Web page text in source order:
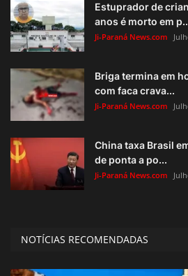
Estuprador de
anos é morto em
Ji-Paraná News.com
Briga termina em
com faca crava...
Ji-Paraná News.com
China taxa Brasil
de ponta a po...
Ji-Paraná News.com
NOTÍCIAS RECOMENDADAS